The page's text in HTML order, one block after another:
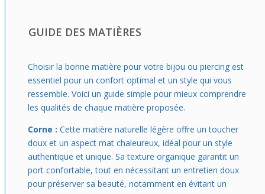
routine, parfait pour donner une petite note tribale à tes
GUIDE DES MATIÈRES
Choisir la bonne matière pour votre bijou ou piercing est
essentiel pour un confort optimal et un style qui vous
ressemble. Voici un guide simple pour mieux comprendre
les qualités de chaque matière proposée.
Corne : Cette matière naturelle légère offre un toucher
doux et un aspect mat chaleureux, idéal pour un style
authentique et unique. Sa texture organique garantit un
port confortable, tout en nécessitant un entretien doux
pour préserver sa beauté, notamment en évitant un